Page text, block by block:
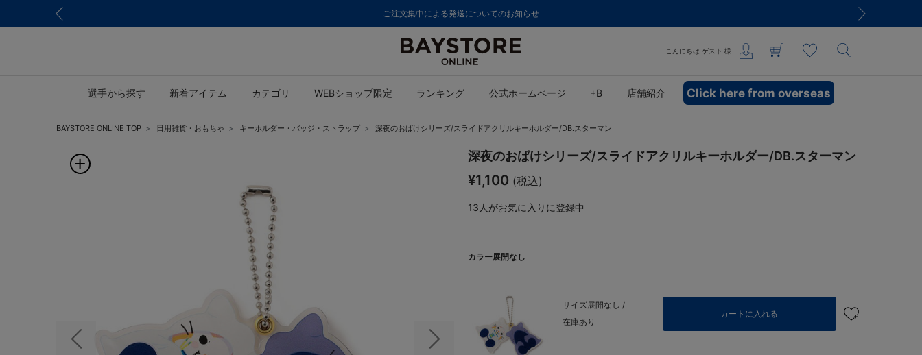
ご注文集中による発送についてのお知らせ
こんにちは ゲスト 様
選手から探す 新着アイテム カテゴリ WEBショップ限定 ランキング 公式ホームページ +B 店舗紹介 Click here from overseas
BAYSTORE ONLINE TOP 日用雑貨・おもちゃ キーホルダー・バッジ・ストラップ 深夜のおばけシリーズ/スライドアクリルキーホルダー/DB.スターマン
前の画像 次の画像
深夜のおばけシリーズ/スライドアクリルキーホルダー/DB.スターマン
¥1,100 (税込)
13 人がお気に入りに登録中
カラー展開なし
サイズ展開なし /
在庫あり
カートに入れる